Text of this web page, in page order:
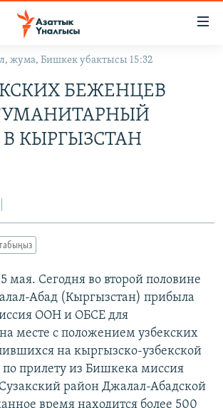
жума, Бишкек убактысы 15:32
БЕЖЕНЦЕВ
КЫРГЫЗСТАН
мая. Сегодня во второй половине
Абад (Кыргызстан) прибыла
ООН и ОБСЕ для
месте с положением узбекских
на кыргызско-узбекской
по прилету из Бишкека миссия
район Джалал-Абадской
время находится более 500